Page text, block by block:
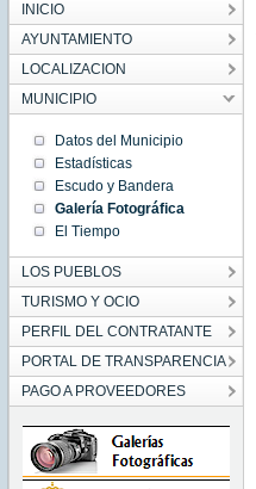
INICIO
AYUNTAMIENTO
LOCALIZACION
MUNICIPIO
Datos del Municipio
Estadísticas
Escudo y Bandera
Galería Fotográfica
El Tiempo
LOS PUEBLOS
TURISMO Y OCIO
PERFIL DEL CONTRATANTE
PORTAL DE TRANSPARENCIA
PAGO A PROVEEDORES